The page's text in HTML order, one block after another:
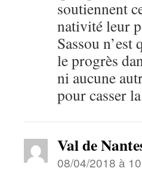
soutiennent
nativité leur
Sassou
le progrès
ni aucune
pour casser
Val de
08/04/2018 à